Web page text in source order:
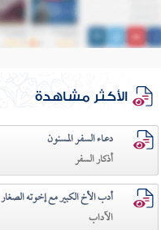
الأكثر مشاهدة
دعـاء السفـر المسنون
أذكار السفر
أدب الأخ الكبير مع إخوته الصغار
الآداب